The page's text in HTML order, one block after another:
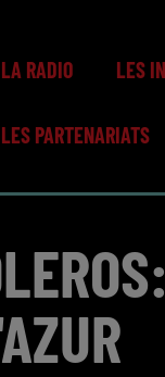
LA RADIO LES
LES PARTENARIATS